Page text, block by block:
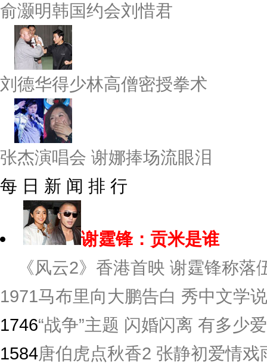
俞灏明韩国约会刘惜君
刘德华得少林高僧密授拳术
张杰演唱会 谢娜捧场流眼泪
每 日 新 闻 排 行
谢霆锋：贡米是谁
《风云2》香港首映 谢霆锋称
1971马布里向大鹏告白 秀中文学
1746“战争”主题 闪婚闪离 有多少
1584唐伯虎点秋香2 张静初爱情戏